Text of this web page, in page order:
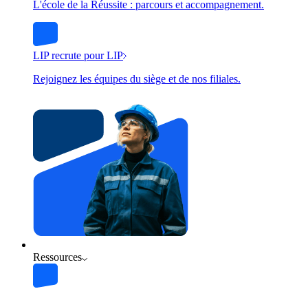
L'école de la Réussite : parcours et accompagnement.
LIP recrute pour LIP
Rejoignez les équipes du siège et de nos filiales.
Ressources